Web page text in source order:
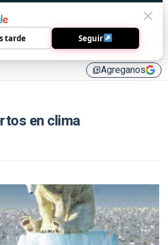
library_addAgreganos
en clima
tarde Seguir